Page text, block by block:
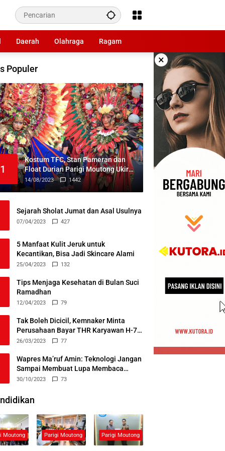
Daerah Olahraga Ragam
×
Populer
1
Kostum TFC, Stan Pameran dan
Float Durian Parigi Moutong Ukir
Prestasi di TIFF 2023
14/08/2023 1442
Sejarah Sholat Jumat dan Asal Usulnya
07/04/2023 427
5 Manfaat Kulit Jeruk untuk
Kecantikan, Bisa Jadi Skincare Alami
25/04/2023 132
Tips Menjaga Kesehatan di Bulan Suci
Ramadhan
12/04/2023 79
Tak Boleh Dicicil, Kemnaker Minta
Perusahaan Bayar THR Karyawan H-7
Lebaran
26/03/2023 77
Wapres Ma’ruf Amin: Teknologi Jangan
Sampai Membuat Lupa Membaca
Alquran
30/10/2023 73
Moutong Parigi Moutong Parigi Moutong